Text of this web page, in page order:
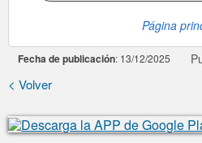
Página
Fecha de publicación: 13/12/2025
< Volver